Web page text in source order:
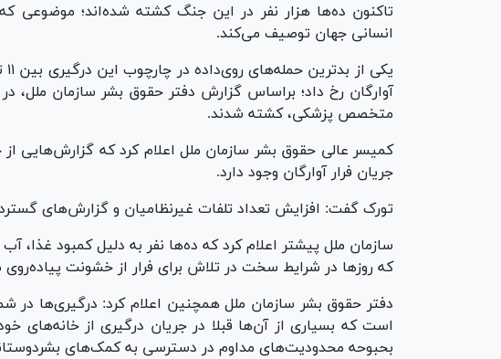
تاکنون ده‌ها هزار نفر در این جنگ کشته شده‌اند؛ موضوعی
انسانی جهان توصیف می‌کند.
متخصص پزشکی، کشته شدند.
کمیسر عالی حقوق بشر سازمان ملل اعلام کرد که گزارش‌هایی
جریان فرار آوارگان وجود دارد.
تورک گفت: افزایش تعداد تلفات غیرنظامیان و گزارش‌های
سازمان ملل پیشتر اعلام کرد که ده‌ها نفر به دلیل کمبود غذا،
که روز‌ها در شرایط سخت در تلاش برای فرار از خشونت پیاده‌روی
دفتر حقوق بشر سازمان ملل همچنین اعلام کرد: درگیری‌ها در
است که بسیاری از آن‌ها قبلا در جریان درگیری از خانه‌های
بحبوحه محدودیت‌های مداوم در دسترسی به کمک‌های